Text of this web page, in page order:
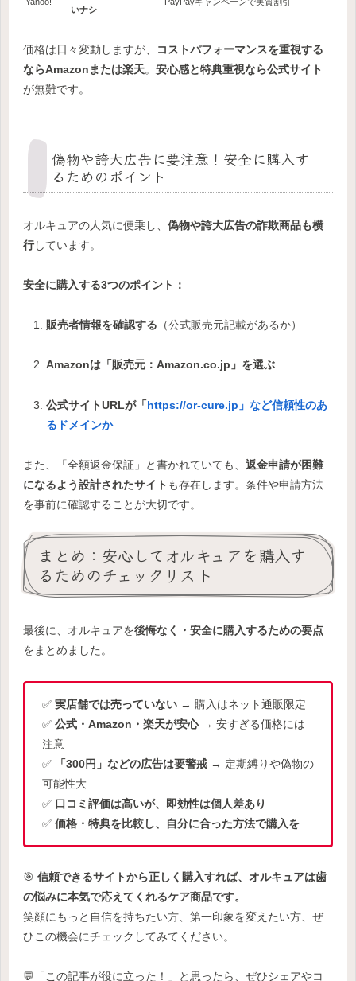
いナシ
価格は日々変動しますが、
コストパフォーマンスを重視する
ならAmazonまたは楽天。 安心感と特典重視なら公式サイト
が無難です。
偽物や誇大広告に要注意！安全に購入す
るためのポイント
オルキュアの人気に便乗し、 偽物や誇大広告の詐欺商品も横
行しています。
安全に購入する3つのポイント：
販売者情報を確認する （公式販売元記載があるか）
Amazonは「販売元：Amazon.co.jp」を選ぶ
公式サイトURLが「https://or-cure.jp」など信頼性のあ
るドメインか
また、「全額返金保証」と書かれていても、 返金申請が困難
になるよう設計されたサイト も存在します。条件や申請方法
を事前に確認することが大切です。
まとめ：安心してオルキュアを購入す
るためのチェックリスト
最後に、オルキュアを後悔なく・安全に購入するための要点
をまとめました。
✅ 実店舗では売っていない → 購入はネット通販限定
✅ 公式・Amazon・楽天が安心→ 安すぎる価格には
注意
✅
「300円」などの広告は要警戒 → 定期縛りや偽物の
可能性大
✅ 口コミ評価は高いが、即効性は個人差あり
✅ 価格・特典を比較し、自分に合った方法で購入を
🎯 信頼できるサイトから正しく購入すれば、オルキュアは歯
の悩みに本気で応えてくれるケア商品です。
笑顔にもっと自信を持ちたい方、第一印象を変えたい方、ぜ
ひこの機会にチェックしてみてください。
💬「この記事が役に立った！」と思ったら、ぜひシェアやコ